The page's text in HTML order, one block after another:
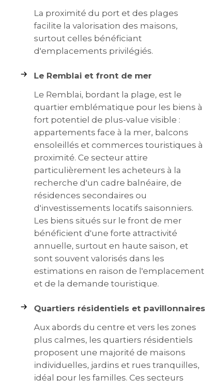
La proximité du port et des plages
facilite la valorisation des maisons,
surtout celles bénéficiant
d'emplacements privilégiés.
Le Remblai et front de mer
Le Remblai, bordant la plage, est le
quartier emblématique pour les biens à
fort potentiel de plus-value visible :
appartements face à la mer, balcons
ensoleillés et commerces touristiques à
proximité. Ce secteur attire
particulièrement les acheteurs à la
recherche d'un cadre balnéaire, de
résidences secondaires ou
d'investissements locatifs saisonniers.
Les biens situés sur le front de mer
bénéficient d'une forte attractivité
annuelle, surtout en haute saison, et
sont souvent valorisés dans les
estimations en raison de l'emplacement
et de la demande touristique.
Quartiers résidentiels et pavillonnaires
Aux abords du centre et vers les zones
plus calmes, les quartiers résidentiels
proposent une majorité de maisons
individuelles, jardins et rues tranquilles,
idéal pour les familles. Ces secteurs